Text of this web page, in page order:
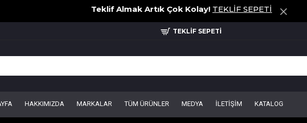
Teklif Almak Artık Çok Kolay! TEKLİF SEPETİ
TEKLİF SEPETİ
HAKKIMIZDA MARKALAR TÜM ÜRÜNLER MEDYA İLETİŞİM
KATALOG